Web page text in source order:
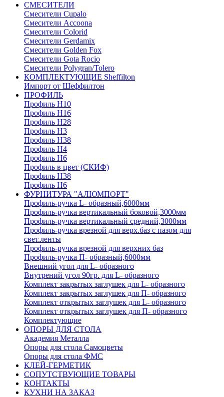
СМЕСИТЕЛИ
Cмесители Cupalo
Смесители Accoona
Смесители Colorid
Смесители Gerdamix
Смесители Golden Fox
Смесители Gota Rocio
Смесители Polygran/Tolero
КОМПЛЕКТУЮЩИЕ Sheffilton
Импорт от Шеффилтон
ПРОФИЛЬ
Профиль H10
Профиль H16
Профиль H28
Профиль H3
Профиль H38
Профиль H4
Профиль H6
Профиль в цвет (СКИФ)
Профиль H38
Профиль H6
ФУРНИТУРА "АЛЮМПОРТ"
Профиль-ручка L- образный,6000мм
Профиль-ручка вертикальный боковой,3000мм
Профиль-ручка вертикальный средний,3000мм
Профиль-ручка врезной для верх.баз с пазом для
свет.ленты
Профиль-ручка врезной для верхних баз
Профиль-ручка П- образный,6000мм
Внешний угол для L- образного
Внутрений угол 90гр. для L- образного
Комплект закрытых заглушек для L- образного
Комплект закрытых заглушек для П- образного
Комплект открытых заглушек для L- образного
Комплект открытых заглушек для П- образного
Комплектующие
ОПОРЫ ДЛЯ СТОЛА
Академия Металла
Опоры для стола Самоцветы
Опоры для стола ФМС
КЛЕЙ-ГЕРМЕТИК
СОПУТСТВУЮЩИЕ ТОВАРЫ
КОНТАКТЫ
КУХНИ НА ЗАКАЗ